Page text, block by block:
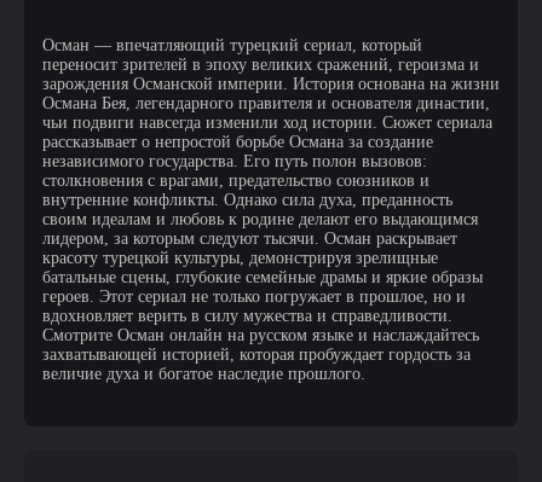
Осман — впечатляющий турецкий сериал, который
переносит зрителей в эпоху великих сражений, героизма и
зарождения Османской империи. История основана на жизни
Османа Бея, легендарного правителя и основателя династии,
чьи подвиги навсегда изменили ход истории. Сюжет сериала
рассказывает о непростой борьбе Османа за создание
независимого государства. Его путь полон вызовов:
столкновения с врагами, предательство союзников и
внутренние конфликты. Однако сила духа, преданность
своим идеалам и любовь к родине делают его выдающимся
лидером, за которым следуют тысячи. Осман раскрывает
красоту турецкой культуры, демонстрируя зрелищные
батальные сцены, глубокие семейные драмы и яркие образы
героев. Этот сериал не только погружает в прошлое, но и
вдохновляет верить в силу мужества и справедливости.
Смотрите Осман онлайн на русском языке и наслаждайтесь
захватывающей историей, которая пробуждает гордость за
величие духа и богатое наследие прошлого.